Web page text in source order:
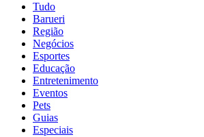
Tudo
Barueri
Região
Negócios
Esportes
Educação
Entretenimento
Eventos
Pets
Guias
Especiais